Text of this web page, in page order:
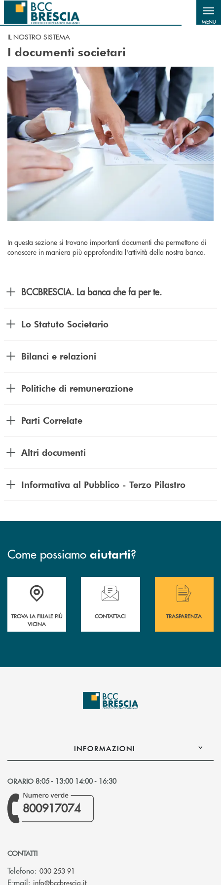
Salta al contenuto principale
MENU
IL NOSTRO SISTEMA
I documenti societari
In questa sezione si trovano importanti documenti che permettono di
conoscere in maniera più approfondita l'attività della nostra banca.
BCCBRESCIA. La banca che fa per te.
Lo Statuto Societario
Bilanci e relazioni
Politiche di remunerazione
Parti Correlate
Altri documenti
Informativa al Pubblico - Terzo Pilastro
Come possiamo aiutarti?
Accedi all' elenco completo delle filiali .
TROVA LA FILIALE PIÙ
VICINA
Hai bisogno di assistenza immediata?
CONTATTACI
Hai bisogno di
TRASPARENZA
INFORMAZIONI
ORARIO 8:05 - 13:00 14:00 - 16:30
800917074
CONTATTI
Telefono: 030 253 91
E-mail: info@bccbrescia.it(si apre l’app di posta elettronica)